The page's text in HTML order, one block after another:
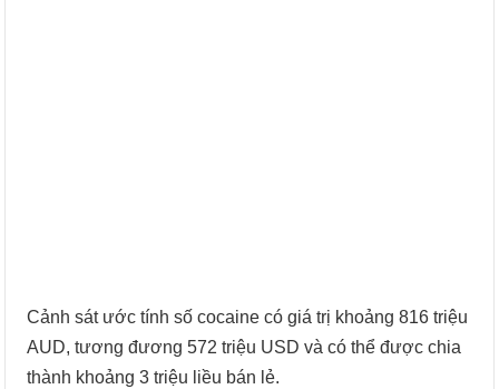
Cảnh sát ước tính số cocaine có giá trị khoảng 816 triệu
AUD, tương đương 572 triệu USD và có thể được chia
thành khoảng 3 triệu liều bán lẻ.